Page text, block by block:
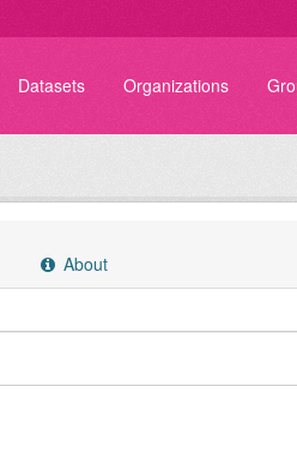
Datasets Organizations
About